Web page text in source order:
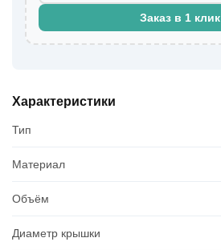
Заказ в 1 клик
Характеристики
Тип
Материал
Объём
Диаметр крышки